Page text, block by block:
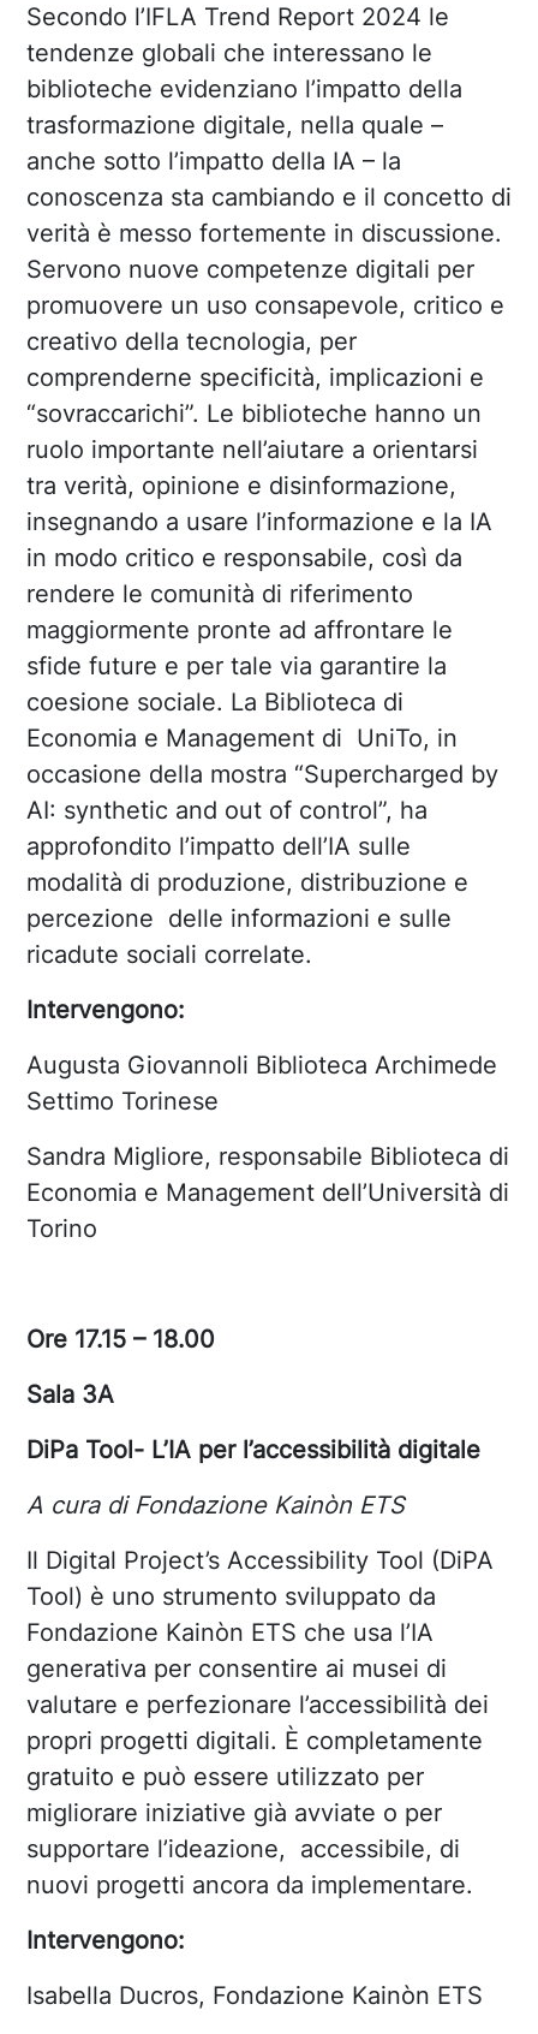
Secondo l’IFLA Trend Report 2024 le
tendenze globali che interessano le
biblioteche evidenziano l’impatto della
trasformazione digitale, nella quale –
anche sotto l’impatto della IA – la
conoscenza sta cambiando e il concetto di
verità è messo fortemente in discussione.
Servono nuove competenze digitali per
promuovere un uso consapevole, critico e
creativo della tecnologia, per
comprenderne specificità, implicazioni e
“sovraccarichi”. Le biblioteche hanno un
ruolo importante nell’aiutare a orientarsi
tra verità, opinione e disinformazione,
insegnando a usare l’informazione e la IA
in modo critico e responsabile, così da
rendere le comunità di riferimento
maggiormente pronte ad affrontare le
sfide future e per tale via garantire la
coesione sociale. La Biblioteca di
Economia e Management di UniTo, in
occasione della mostra “Supercharged by
AI: synthetic and out of control”, ha
approfondito l’impatto dell’IA sulle
modalità di produzione, distribuzione e
percezione delle informazioni e sulle
ricadute sociali correlate.
Intervengono:
Augusta Giovannoli Biblioteca Archimede
Settimo Torinese
Sandra Migliore, responsabile Biblioteca di
Economia e Management dell’Università di
Torino
Ore 17.15 – 18.00
Sala 3A
DiPa Tool- L’IA per l’accessibilità digitale
A cura di Fondazione Kainòn ETS
Il Digital Project’s Accessibility Tool (DiPA
Tool) è uno strumento sviluppato da
Fondazione Kainòn ETS che usa l’IA
generativa per consentire ai musei di
valutare e perfezionare l’accessibilità dei
propri progetti digitali. È completamente
gratuito e può essere utilizzato per
migliorare iniziative già avviate o per
supportare l’ideazione, accessibile, di
nuovi progetti ancora da implementare.
Intervengono:
Isabella Ducros, Fondazione Kainòn ETS